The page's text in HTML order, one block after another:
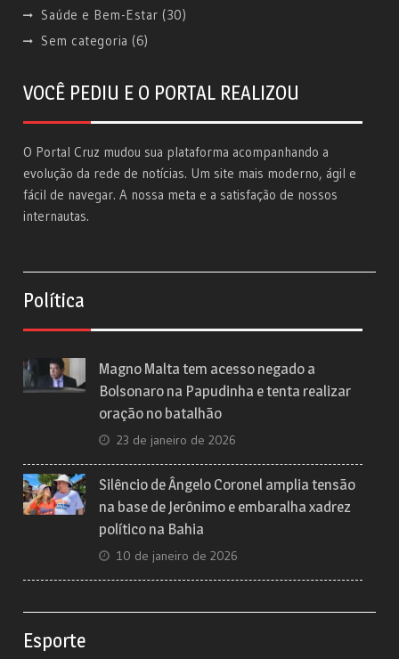
Saúde e Bem-Estar (30)
Sem categoria (6)
VOCÊ PEDIU E O PORTAL REALIZOU
O Portal Cruz mudou sua plataforma acompanhando a
evolução da rede de notícias. Um site mais moderno, ágil e
fácil de navegar. A nossa meta e a satisfação de nossos
internautas.
Política
Magno Malta tem acesso negado a
Bolsonaro na Papudinha e tenta realizar
oração no batalhão
23 de janeiro de 2026
Silêncio de Ângelo Coronel amplia tensão
na base de Jerônimo e embaralha xadrez
político na Bahia
10 de janeiro de 2026
Esporte